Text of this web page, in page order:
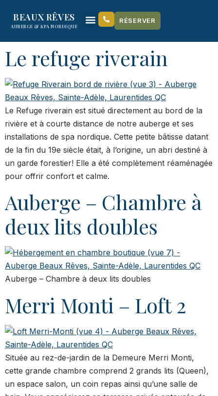
BEAUX RÊVES
AUBERGE & SPA NORDIQUE
RÉSERVER
Le refuge riverain
Le Refuge riverain est situé directement au bord de la
rivière et à courte distance de notre auberge et ses
installations de spa nordique. Cette petite bâtisse datant
de la fin du 19e siècle était, à l’origine, un abri destiné à
un garde forestier! Elle a été complètement réaménagée
pour offrir confort et calme.
Auberge – Chambre à
deux lits doubles
Auberge – Chambre à deux lits doubles
Merri Monti – Loft 2
Située au rez-de-jardin de la Demeure Merri Monti,
cette grande chambre comprend 2 grands lits (Queen),
un espace salon, un coin repas ainsi qu’une salle de